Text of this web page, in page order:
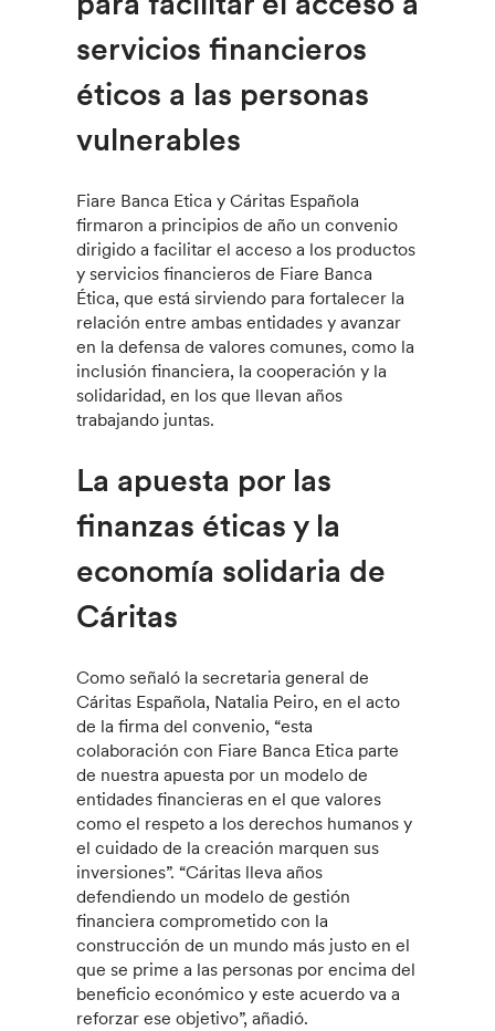
servicios financieros
éticos a las personas
vulnerables
Fiare Banca Etica y Cáritas Española
firmaron a principios de año un convenio
dirigido a facilitar el acceso a los productos
y servicios financieros de Fiare Banca
Ética, que está sirviendo para fortalecer la
relación entre ambas entidades y avanzar
en la defensa de valores comunes, como la
inclusión financiera, la cooperación y la
solidaridad, en los que llevan años
trabajando juntas.
La apuesta por las
finanzas éticas y la
economía solidaria de
Cáritas
Como señaló la secretaria general de
Cáritas Española, Natalia Peiro, en el acto
de la firma del convenio, “esta
colaboración con Fiare Banca Etica parte
de nuestra apuesta por un modelo de
entidades financieras en el que valores
como el respeto a los derechos humanos y
el cuidado de la creación marquen sus
inversiones”. “Cáritas lleva años
defendiendo un modelo de gestión
financiera comprometido con la
construcción de un mundo más justo en el
que se prime a las personas por encima del
beneficio económico y este acuerdo va a
reforzar ese objetivo”, añadió.